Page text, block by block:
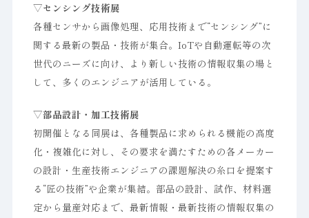
▽センシング技術展
各種センサから画像処理、応用技術まで“センシング”に
関する最新の製品・技術が集合。IoTや自動運転等の次
世代のニーズに向け、より新しい技術の情報収集の場と
して、多くのエンジニアが活用している。
▽部品設計・加工技術展
初開催となる同展は、各種製品に求められる機能の高度
化・複雑化に対し、その要求を満たすための各メーカー
の設計・生産技術エンジニアの課題解決の糸口を提案す
る“匠の技術”や企業が集結。部品の設計、試作、材料選
定から量産対応まで、最新情報・最新技術の情報収集の